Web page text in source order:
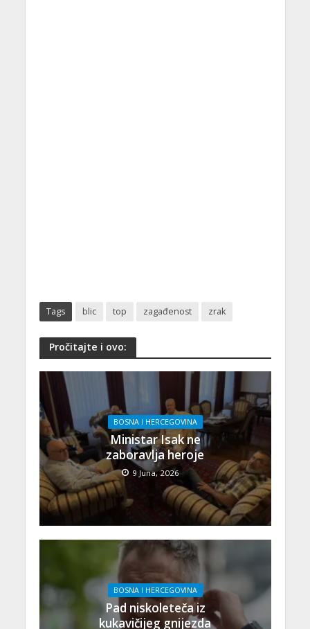
Tags blic top zagađenost zrak
Pročitajte i ovo:
BOSNA I HERCEGOVINA
Ministar Isak ne
zaboravlja heroje
9 Juna, 2026
BOSNA I HERCEGOVINA
Pad niskoleteča iz
kukavičijeg gnijezda